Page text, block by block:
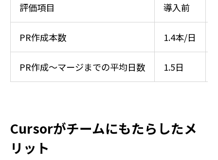
評価項目
導入前
PR作成本数 1.4本/日
PR作成～マージまでの平均日数 1.5日
Cursorがチームにもたらしたメ
リット